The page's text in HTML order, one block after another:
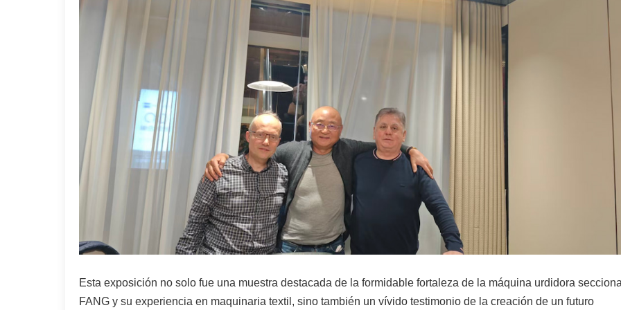
Esta exposición no solo fue una muestra destacada de la formidable fortaleza de la máquina urdidora
FANG y su experiencia en maquinaria textil, sino también un vívido testimonio de la creación de un futuro